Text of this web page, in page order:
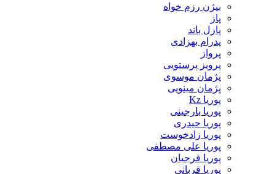
بیژن رزم خواه
پاز
پازل باند
پدرام بهزادی
پرواز
پرویز پرستویی
پژمان موسوی
پژمان مینویی
پوریا Kz
پوریا بارجینی
پوریا حیدری
پوریا زادخوست
پوریا علی مصطفی
پوریا فرجیان
پوریا قربانی